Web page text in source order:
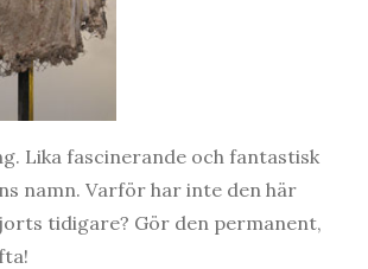
Lika fascinerande och fantastisk
namn. Varför har inte den här
tidigare? Gör den permanent,